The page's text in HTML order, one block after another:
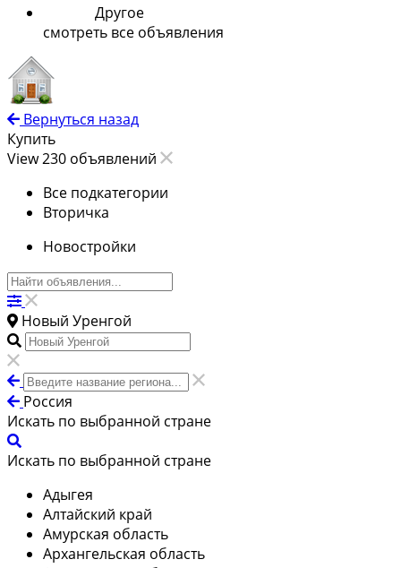
Другое
смотреть все объявления
Вернуться назад
Купить
View 230 объявлений
Все подкатегории
Вторичка
Новостройки
Новый Уренгой
Россия
Искать по выбранной стране
Искать по выбранной стране
Адыгея
Алтайский край
Амурская область
Архангельская область